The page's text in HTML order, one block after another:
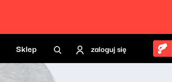
Sklep zaloguj się